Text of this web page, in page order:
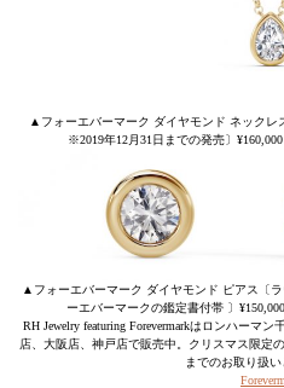
▲フォーエバーマーク ダイヤモンド ネックレ
※2019年12月31日までの発売〕¥160,000
▲フォーエバーマーク ダイヤモンド ピアス〔
ーエバーマークの鑑定書付帯 〕¥150,000
RH Jewelry featuring Forevermarkはロンハーマ
店、大阪店、神戸店で販売中。クリスマス限定
までのお取り扱い